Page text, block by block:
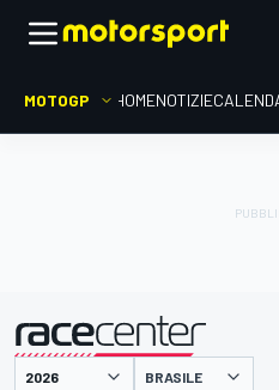
MOTOGP HOMENOTIZIE
presentato da BRASILE